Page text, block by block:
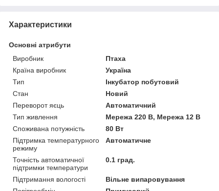
Характеристики
Основні атрибути
Виробник
Птаха
Країна виробник
Україна
Тип
Інкубатор побутовий
Стан
Новий
Переворот яєць
Автоматичний
Тип живлення
Мережа 220 В, Мережа 12 В
Споживана потужність
80 Вт
Підтримка температурного
режиму
Автоматичне
Точність автоматичної
підтримки температури
0.1 град.
Підтримання вологості
Вільне випаровування